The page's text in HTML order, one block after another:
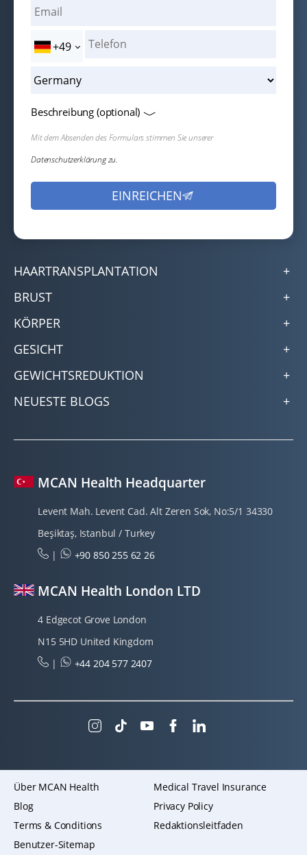
+49
Beschreibung (optional)
Mit dem Absenden des Formulars stimmen Sie unserer
Datenschutzerklärung zu.
HAARTRANSPLANTATION
BRUST
KÖRPER
GESICHT
GEWICHTSREDUKTION
NEUESTE BLOGS
MCAN Health Headquarter
Levent Mah. Levent Cad. Alt Zeren Sok, No:5/1 34330
Beşiktaş, Istanbul / Turkey
|
+90 850 255 62 26
MCAN Health London LTD
4 Edgecot Grove London
N15 5HD United Kingdom
|
+44 204 577 2407
Über MCAN Health
Medical Travel Insurance
Blog
Privacy Policy
Terms & Conditions
Redaktionsleitfaden
Benutzer-Sitemap